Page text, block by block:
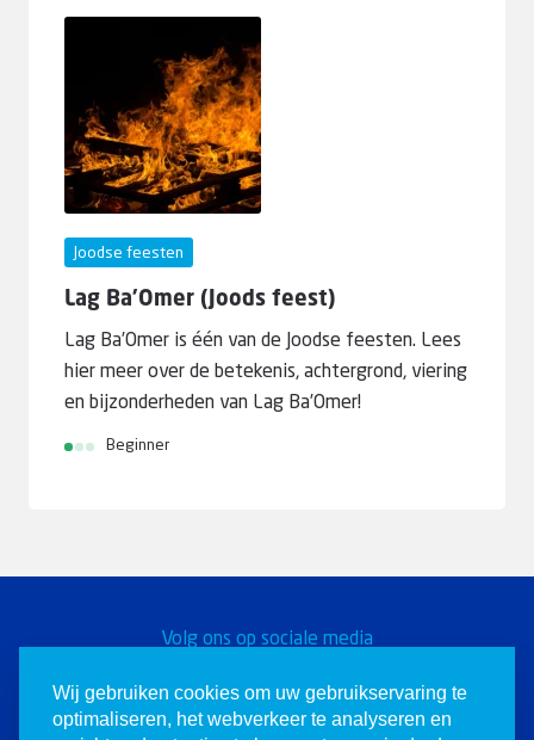
Joodse feesten
Lag Ba’Omer (Joods feest)
Lag Ba’Omer is één van de Joodse feesten. Lees
hier meer over de betekenis, achtergrond, viering
en bijzonderheden van Lag Ba’Omer!
Beginner
Volg ons op sociale media
Word een Christen voor
Wij gebruiken cookies om uw gebruikservaring te
optimaliseren, het webverkeer te analyseren en